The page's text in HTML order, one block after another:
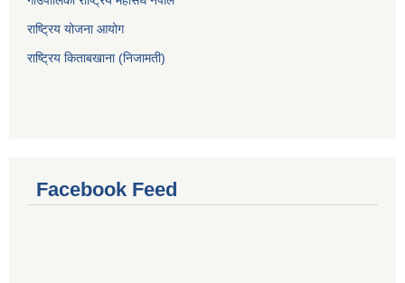
राष्ट्रिय योजना आयोग
राष्ट्रिय किताबखाना (निजामती)
Facebook Feed